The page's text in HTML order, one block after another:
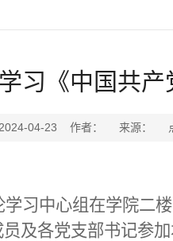
习《中国共产
2024-04-23 作者： 来源： 点
学习中心组在学院二
及各党支部书记参加